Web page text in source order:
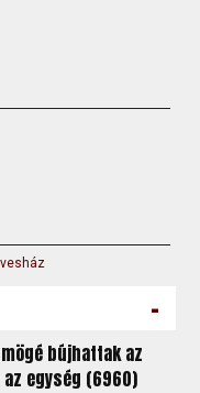
-
bújhattak az
egység (6960)